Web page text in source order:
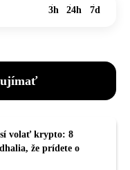
3h 24h 7d
volať krypto: 8
že prídete o